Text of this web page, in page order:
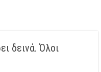
δεινά. Όλοι